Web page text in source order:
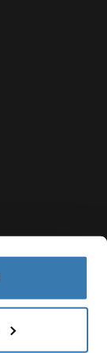
Current market/